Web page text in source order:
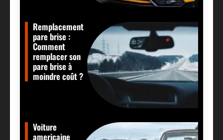
Remplacement
pare brise :
Comment
remplacer son
pare brise à
moindre coût ?
Voiture
americaine